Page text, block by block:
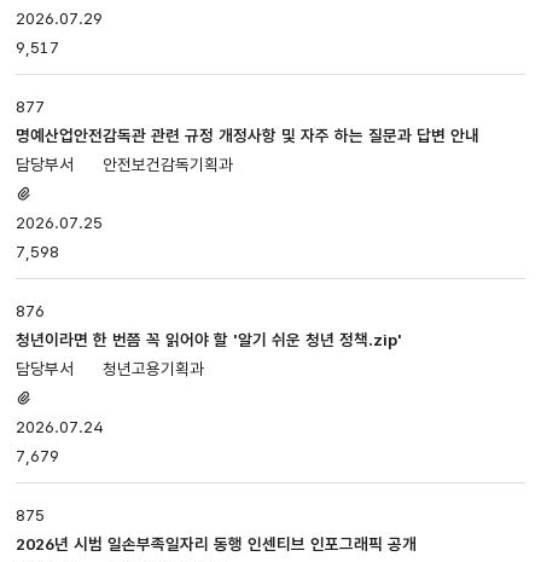
있음
2026.07.29
9,517
877
명예산업안전감독관 관련 규정 개정사항 및 자주 하는 질문과 답변 안내
안전보건감독기획과
있음
2026.07.25
7,598
876
청년이라면 한 번쯤 꼭 읽어야 할 '알기 쉬운 청년 정책.zip'
청년고용기획과
있음
2026.07.24
7,679
875
2026년 시범 일손부족일자리 동행 인센티브 인포그래픽 공개